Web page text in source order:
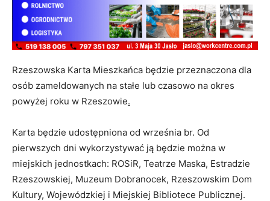
Rzeszowska Karta Mieszkańca będzie przeznaczona dla
osób zameldowanych na stałe lub czasowo na okres
powyżej roku w Rzeszowie.
Karta będzie udostępniona od września br. Od
pierwszych dni wykorzystywać ją będzie można w
miejskich jednostkach: ROSiR, Teatrze Maska, Estradzie
Rzeszowskiej, Muzeum Dobranocek, Rzeszowskim Dom
Kultury, Wojewódzkiej i Miejskiej Bibliotece Publicznej.